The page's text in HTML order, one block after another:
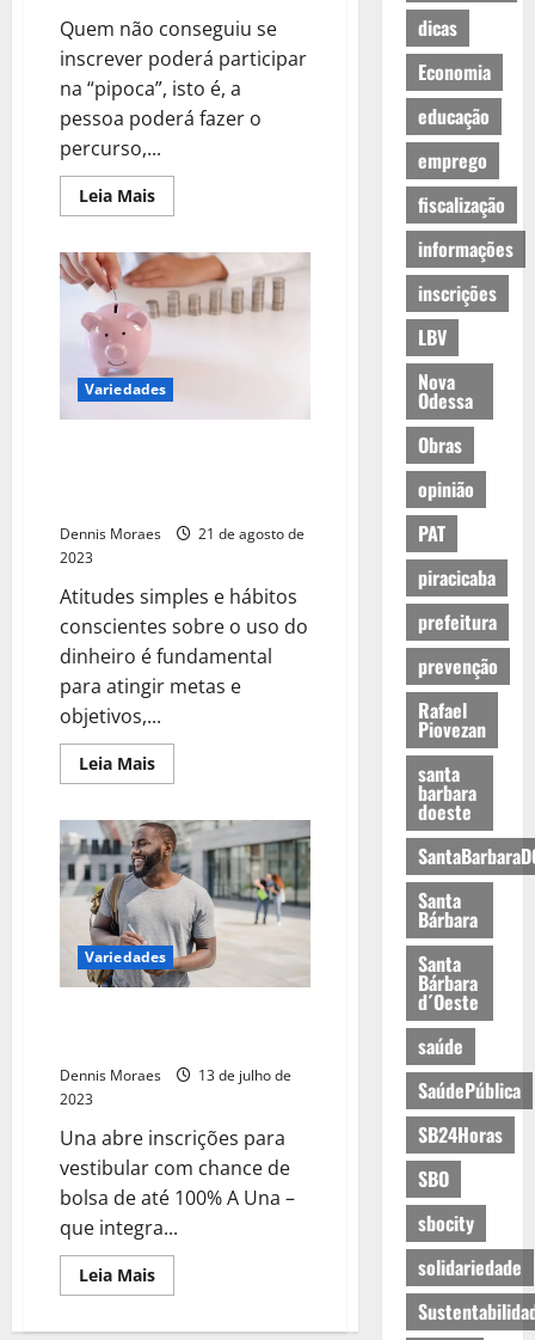
Quem não conseguiu se
inscrever poderá participar
na “pipoca”, isto é, a
pessoa poderá fazer o
percurso,...
Leia Mais
Variedades
Dennis Moraes
21 de agosto de
2023
Atitudes simples e hábitos
conscientes sobre o uso do
dinheiro é fundamental
para atingir metas e
objetivos,...
Leia Mais
Variedades
Dennis Moraes
13 de julho de
2023
Una abre inscrições para
vestibular com chance de
bolsa de até 100% A Una –
que integra...
Leia Mais
dicas
Economia
educação
emprego
fiscalização
informações
inscrições
LBV
Nova
Odessa
Obras
opinião
PAT
piracicaba
prefeitura
prevenção
Rafael
Piovezan
santa
barbara
doeste
Santa
Bárbara
Santa
Bárbara
d´Oeste
saúde
SaúdePública
SB24Horas
SBO
sbocity
solidariedade